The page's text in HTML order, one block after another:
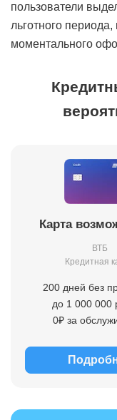
пользователи
льготного
моментального
Карта
ВТБ
Кредитная
200 дней без
до 1 000 000
0₽ за